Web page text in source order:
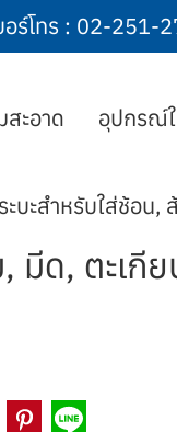
อร์โทร : 02-251-
ะอาด อุปกรณ์
ะบะสำหรับใส่ช้อน,
มีด, ตะเกี